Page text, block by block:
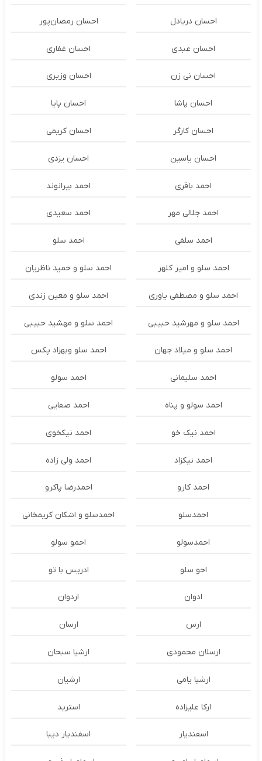
احسان دریادل احسان رمضان‌پور
احسان عبدی احسان غفاری
احسان نی زن احسان وزیری
احسان پاشا احسان پایا
احسان کارگر احسان کریمی
احسان یاسین احسان یزدی
احمد باقری احمد بیرانوند
احمد جلالی مهر احمد سعیدی
احمد سلفی احمد سلو
احمد سلو و امیر کلهر احمد سلو و حمید ناظریان
احمد سلو و مصطفی یاوری احمد سلو و معین زندی
احمد سلو و مهرشید حبیبی احمد سلو و مهشید حبیبی
احمد سلو و میلاد جهان احمد سلو وبهزاد پکس
احمد سلیمانی احمد سولو
احمد سولو و پناه احمد صفایی
احمد نیک خو احمد نیکخوی
احمد نیکزاد احمد ولی زاده
احمد کارو احمدرضا پاکرو
احمدسلو احمدسلو و اشکان کریمخانی
احمدسولو احمو سولو
احو سلو ادریس با تو
ادوان اردوان
ارس ارسان
ارسلان محمودی ارشیا سبحان
ارشیا یامی ارشیان
ارکا علیزاده استرید
اسفندیار اسفندیار دیبا